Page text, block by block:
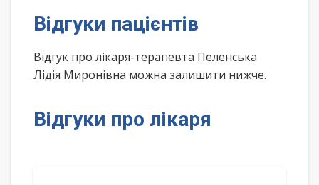
Відгуки пацієнтів
Відгук про лікаря-терапевта Пеленська
Лідія Миронівна можна залишити нижче.
Відгуки про лікаря